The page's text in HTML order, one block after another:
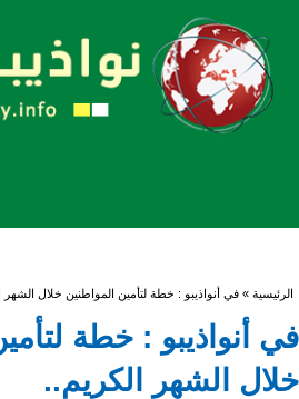
أنت هنا
الرئيسية » في أنواذيبو : خطة لتأمين المواطنين خلال الشهر
في أنواذيبو : خطة
خلال الشهر الكريم..